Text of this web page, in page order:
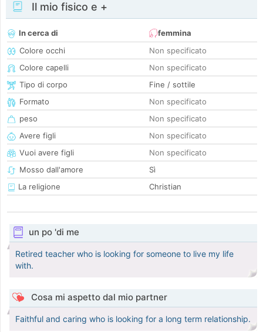
Il mio fisico e +
In cerca di
femmina
Colore occhi
Non specificato
Colore capelli
Non specificato
Tipo di corpo
Fine / sottile
Formato
Non specificato
peso
Non specificato
Avere figli
Non specificato
Vuoi avere figli
Non specificato
Mosso dall'amore
Sì
La religione
Christian
un po 'di me
Retired teacher who is looking for someone to live my life
with.
Cosa mi aspetto dal mio partner
Faithful and caring who is looking for a long term relationship.